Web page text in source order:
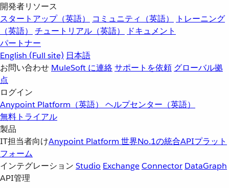
開発者リソース
スタートアップ（英語）
コミュニティ（英語）
トレーニング
（英語）
チュートリアル（英語）
ドキュメント
パートナー
English (Full site) 日本語
お問い合わせ MuleSoft に連絡サポートを依頼 グローバル拠
点
ログイン
Anypoint Platform（英語） ヘルプセンター（英語）
無料トライアル
製品
IT担当者向けAnypoint Platform 世界No.1の統合APIプラット
フォーム
インテグレーション Studio ExchangeConnector DataGraph
API管理